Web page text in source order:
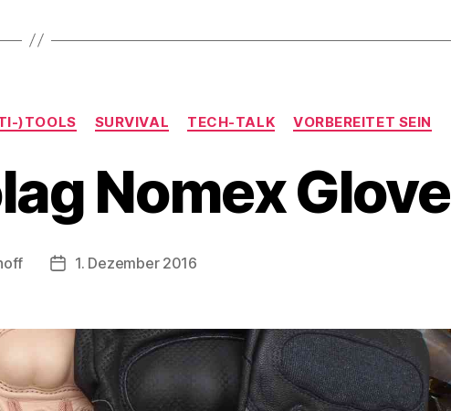
Kategorien
)TOOLS SURVIVAL TECH-TALK VORBEREITET SEIN
Nomex Glove
Veröffentlichungsdatum
1. Dezember 2016